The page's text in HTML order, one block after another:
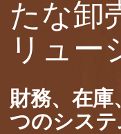
たな卸
リュー
財務、在庫
つのシス